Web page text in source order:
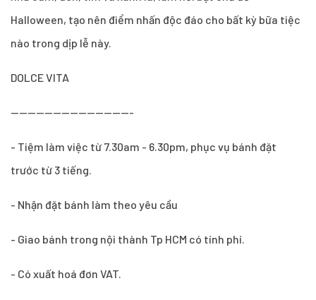
Halloween, tạo nên điểm nhấn độc đáo cho bất kỳ bữa tiệc
nào trong dịp lễ này.
DOLCE VITA
-----------------------------
- Tiệm làm việc từ 7.30am - 6.30pm, phục vụ bánh đặt
trước từ 3 tiếng.
- Nhận đặt bánh làm theo yêu cầu
- Giao bánh trong nội thành Tp HCM có tính phí.
- Có xuất hoá đơn VAT.